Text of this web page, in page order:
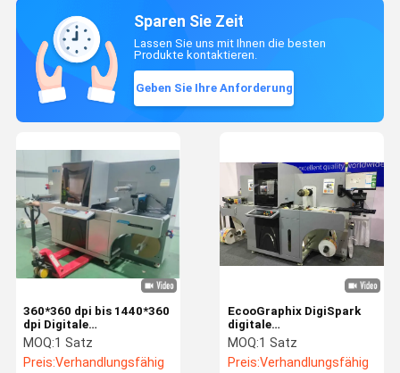
Sparen Sie Zeit
Lassen Sie uns mit Ihnen die besten
Produkte kontaktieren.
Geben Sie Ihre Anforderung
EcooGraphix DigiSpark
digitale
Etikettendruckmaschine
für einzigartige visuelle
Effekte
MOQ:1 Satz
Preis:Verhandlungsfähig
360*360 dpi bis 1440*360
dpi Digitale
Etikettendruckmaschine
für einzigartige visuelle
Effekte
MOQ:1 Satz
Preis:Verhandlungsfähig